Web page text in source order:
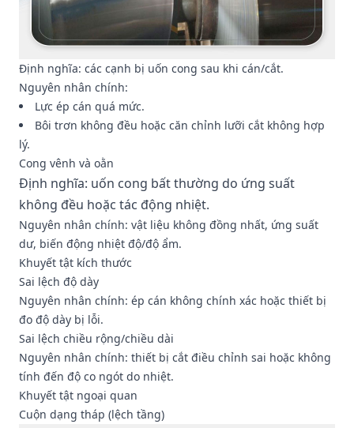
Định nghĩa: các cạnh bị uốn cong sau khi cán/cắt.
Nguyên nhân chính:
Lực ép cán quá mức.
Bôi trơn không đều hoặc căn chỉnh lưỡi cắt không hợp
lý.
Cong vênh và oằn
Định nghĩa: uốn cong bất thường do ứng suất
không đều hoặc tác động nhiệt.
Nguyên nhân chính: vật liệu không đồng nhất, ứng suất
dư, biến động nhiệt độ/độ ẩm.
Khuyết tật kích thước
Sai lệch độ dày
Nguyên nhân chính: ép cán không chính xác hoặc thiết bị
đo độ dày bị lỗi.
Sai lệch chiều rộng/chiều dài
Nguyên nhân chính: thiết bị cắt điều chỉnh sai hoặc không
tính đến độ co ngót do nhiệt.
Khuyết tật ngoại quan
Cuộn dạng tháp (lệch tầng)